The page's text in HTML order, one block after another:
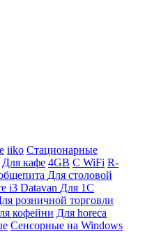
iiko Стационарные
Для кафе 4GB С WiFi R-
Для столовой
i3 Datavan Для 1С
розничной торговли
кофейни Для horeca
Сенсорные на Windows